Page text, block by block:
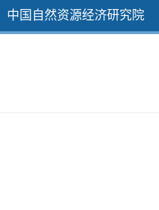
中国自然资源经济研究院